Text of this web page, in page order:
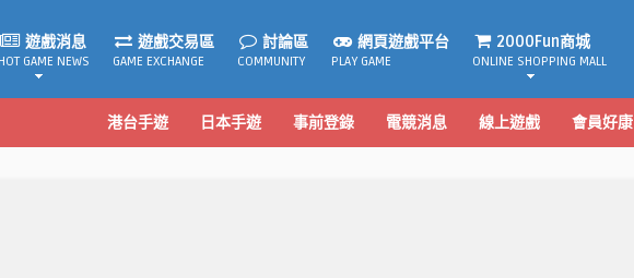
遊戲消息
HOT GAME NEWS
遊戲交易區
GAME EXCHANGE
討論區
COMMUNITY
網頁遊戲平台
PLAY GAME
2000Fun商城
ONLINE SHOPPING MALL
港台手遊 日本手遊 事前登錄 電競消息 線上遊戲 會員好康